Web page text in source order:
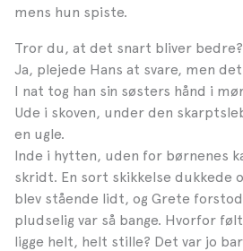
mens hun spiste.
Tror du, at det snart bliver bedre?
Ja, plejede Hans at svare, men
I nat tog han sin søsters hånd i
Ude i skoven, under den
en ugle.
Inde i hytten, uden for børnenes
skridt. En sort skikkelse dukkede
blev stående lidt, og Grete
pludselig var så bange. Hvorfor
ligge helt, helt stille? Det var jo